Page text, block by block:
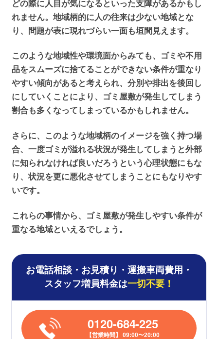
どの際に人目が気になるといった支障があるかもし
れません。地域柄的に人の往来は少ない地域とな
り、問題が表に現れづらい一面も垣間見えます。
このような地域性や環境面からみても、ゴミや不用
品をスムーズに捨てることができない条件が重なり
やすい傾向があると考えられ、分別や排出を後回し
にしていくことにより、ゴミ屋敷が発生してしまう
割合も多くなってしまっているかもしれません。
さらに、このような地域柄のイメージを強く持つ場
合、一度ゴミが溢れる状況が発生してしまうと外部
に知られなければ良いだろうという心理状態にもな
り、状況を更に悪化させてしまうことにもなりやす
いです。
これらの事情から、ゴミ屋敷が発生しやすい条件が
重なる地域といえるでしょう。
お電話相談・お見積り・運搬車両費用・
スタッフ増員料金は一切不要！
0120-684-225
営業時間 09:00〜20:00